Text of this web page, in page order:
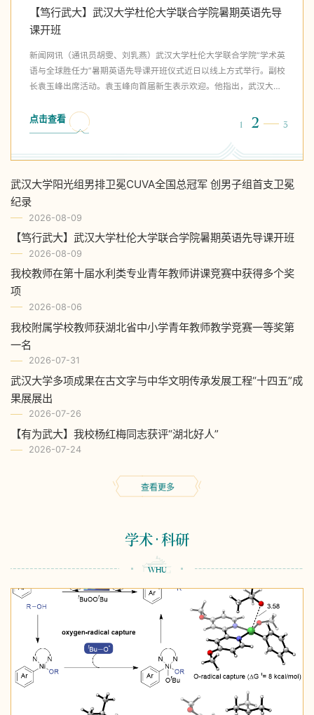
我校附属学校教师获湖北省中小学青年教师教学竞赛一
等奖第一名
新闻网讯（通讯员宋泉、万艳文）7月22日至25日，由省总工会和教
育厅联合主办的湖北省第十届中小学青年教师教学竞赛（以下简称青
教赛）在黄石举行。我校附属中学教师顾雅丽夺得中学英语组一等奖
点击查看
1 2 3
武汉大学阳光组男排卫冕CUVA全国总冠军 创男子组首
支卫冕纪录
通讯员：依木然·卡米力江跃动赛场逐风而行，凝心聚力载誉而归。每
一次奋力起跳，都是日复一日的沉淀；每一分顽强拼抢，都是少年热
血的绽放。在刚刚落幕的CUVA全国大学生排球联赛普通本科组赛事
点击查看
1 2 3
【笃行武大】武汉大学杜伦大学联合学院暑期英语先导
课开班
新闻网讯（通讯员胡雯、刘乳燕）武汉大学杜伦大学联合学院“学术英
语与全球胜任力”暑期英语先导课开班仪式近日以线上方式举行。副校
长袁玉峰出席活动。袁玉峰向首届新生表示欢迎。他指出，武汉大学
点击查看
1 2 3
我校附属学校教师获湖北省中小学青年教师教学竞赛一
等奖第一名
新闻网讯（通讯员宋泉、万艳文）7月22日至25日，由省总工会和教
育厅联合主办的湖北省第十届中小学青年教师教学竞赛（以下简称青
教赛）在黄石举行。我校附属中学教师顾雅丽夺得中学英语组一等奖
点击查看
1 2 3
武汉大学阳光组男排卫冕CUVA全国总冠军 创男子组首
支卫冕纪录
通讯员：依木然·卡米力江跃动赛场逐风而行，凝心聚力载誉而归。每
一次奋力起跳，都是日复一日的沉淀；每一分顽强拼抢，都是少年热
血的绽放。在刚刚落幕的CUVA全国大学生排球联赛普通本科组赛事
点击查看
1 2 3
武汉大学阳光组男排卫冕CUVA全国总冠军 创男子组首支卫冕
纪录
2026-08-09
【笃行武大】武汉大学杜伦大学联合学院暑期英语先导课开班
2026-08-09
我校教师在第十届水利类专业青年教师讲课竞赛中获得多个奖
项
2026-08-06
我校附属学校教师获湖北省中小学青年教师教学竞赛一等奖第
一名
2026-07-31
武汉大学多项成果在古文字与中华文明传承发展工程“十四五”成
果展展出
2026-07-26
【有为武大】我校杨红梅同志获评“湖北好人”
2026-07-24
查看更多
学术 科研